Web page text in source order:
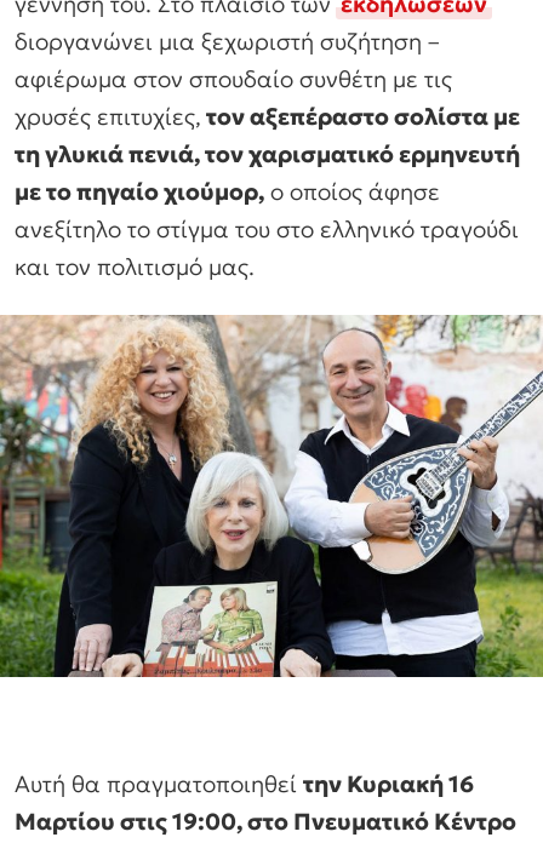
διοργανώνει μια ξεχωριστή συζήτηση –
αφιέρωμα στον σπουδαίο συνθέτη με τις
χρυσές επιτυχίες, τον αξεπέραστο σολίστα με
τη γλυκιά πενιά, τον χαρισματικό ερμηνευτή
με το πηγαίο χιούμορ, ο οποίος άφησε
ανεξίτηλο το στίγμα του στο ελληνικό τραγούδι
και τον πολιτισμό μας.
Αυτή θα πραγματοποιηθεί την Κυριακή 16
Μαρτίου στις 19:00, στο Πνευματικό Κέντρο